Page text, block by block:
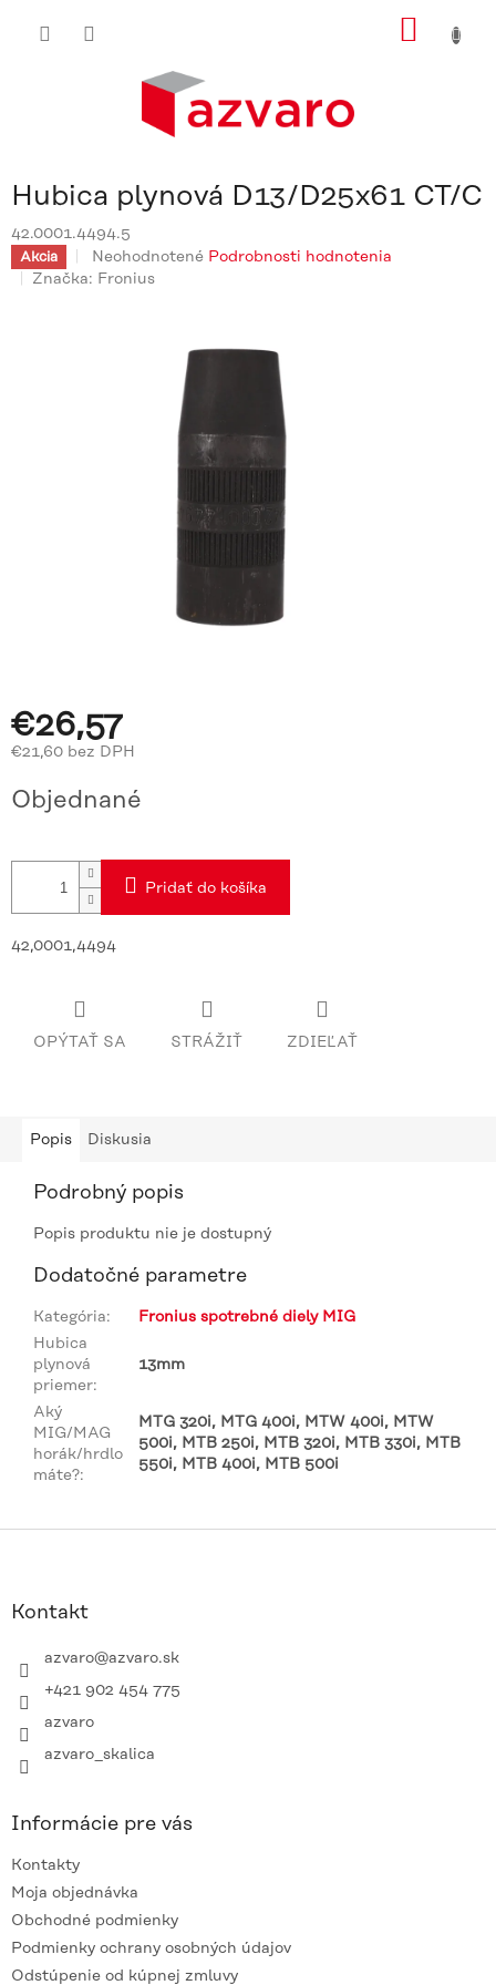
Hubica plynová D13/D25x61 CT/C
42.0001.4494.5
Akcia
Priemerné
hodnotenie
Neohodnotené Podrobnosti hodnotenia
Značka: Fronius
€26,57
€21,60 bez DPH
cena:
Objednané
Pridať do košíka
42,0001,4494
OPÝTAŤ SA STRÁŽIŤ ZDIEĽAŤ
Popis Diskusia
Podrobný popis
Popis produktu nie je dostupný
Dodatočné parametre
Kategória:
Fronius spotrebné diely MIG
Hubica
plynová
priemer:
13mm
Aký
MIG/MAG
horák/hrdlo
máte?:
MTG 320i, MTG 400i, MTW 400i, MTW
500i, MTB 250i, MTB 320i, MTB 330i, MTB
550i, MTB 400i, MTB 500i
Kontakt
azvaro@azvaro.sk
+421 902 454 775
azvaro
azvaro_skalica
Informácie pre vás
Kontakty
Moja objednávka
Obchodné podmienky
Podmienky ochrany osobných údajov
Odstúpenie od kúpnej zmluvy